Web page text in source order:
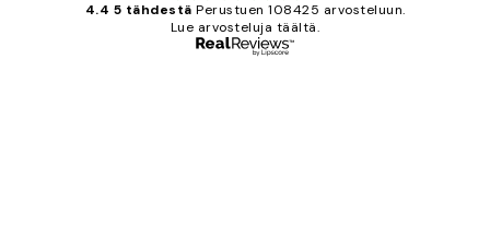
4.4 5 tähdestä Perustuen 108425 arvosteluun.
Lue arvosteluja täältä.